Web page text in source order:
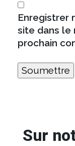
Enregistrer
site dans le
prochain
Sur